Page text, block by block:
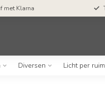
met Klarna
Diversen Licht per